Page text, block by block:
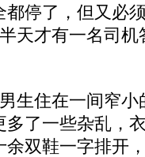
停了，但又必
天才有一名司
住在一间窄小
了一些杂乱，
双鞋一字排开